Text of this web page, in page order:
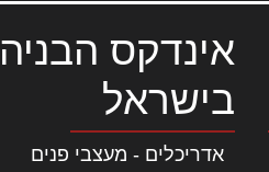
אינדקס הבניה
בישראל
אדריכלים - מעצבי פנים